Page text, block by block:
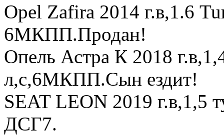
Opel Zafira 2014 г.в,1.6
6МКПП.Продан!
Опель Астра К 2018
л,с,6МКПП.Сын ездит!
SEAT LEON 2019 г.в,1,5
ДСГ7.